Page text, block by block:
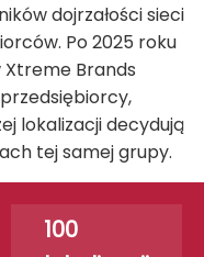
dojrzałości sieci
Po 2025 roku
Brands
lokalizacji decydują
tej samej grupy.
100